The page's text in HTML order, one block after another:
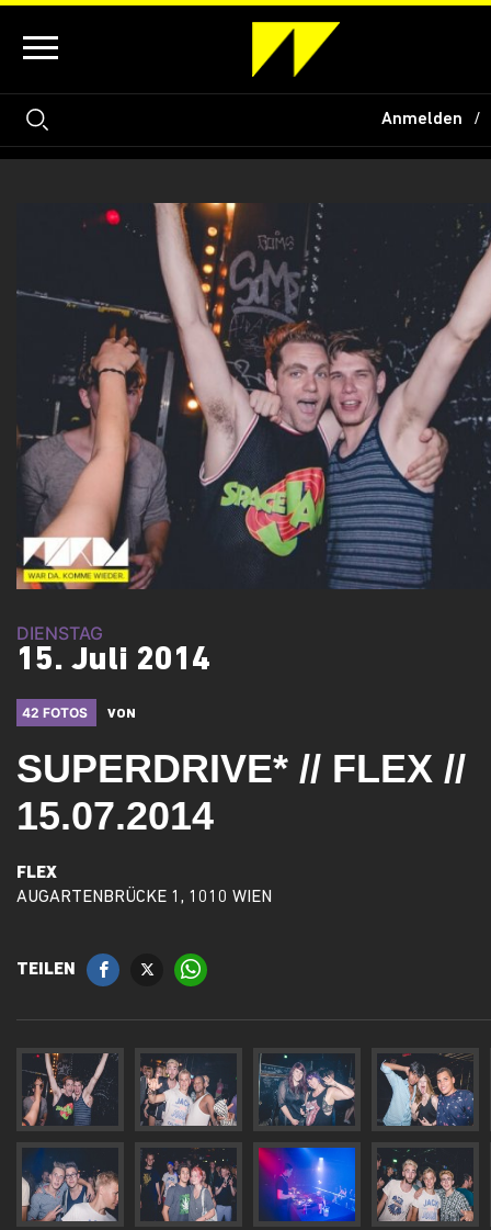
Anmelden
DIENSTAG
15. Juli 2014
42 FOTOS VON
SUPERDRIVE* // FLEX //
15.07.2014
FLEX
AUGARTENBRÜCKE 1, 1010 WIEN
TEILEN